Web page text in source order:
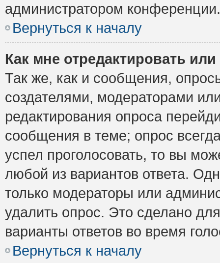
администратором конференции.
Вернуться к началу
Как мне отредактировать
Так же, как и сообщения,
создателями, модераторами
редактирования опроса
сообщения в теме; опрос
успел проголосовать, то вы
любой из вариантов ответа.
только модераторы или
удалить опрос. Это сделано
варианты ответов во время
Вернуться к началу